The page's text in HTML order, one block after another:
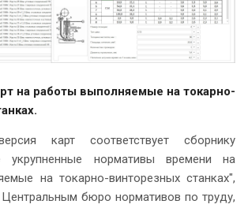
на работы выполняемые на токарно-
карт соответствует сборнику
укрупненные нормативы времени на
на токарно-винторезных станках",
бюро нормативов по труду,